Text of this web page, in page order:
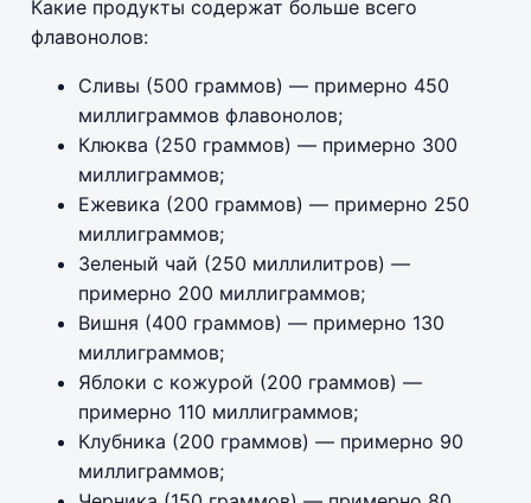
Какие продукты содержат больше всего
флавонолов:
Сливы (500 граммов) — примерно 450
миллиграммов флавонолов;
Клюква (250 граммов) — примерно 300
миллиграммов;
Ежевика (200 граммов) — примерно 250
миллиграммов;
Зеленый чай (250 миллилитров) —
примерно 200 миллиграммов;
Вишня (400 граммов) — примерно 130
миллиграммов;
Яблоки с кожурой (200 граммов) —
примерно 110 миллиграммов;
Клубника (200 граммов) — примерно 90
миллиграммов;